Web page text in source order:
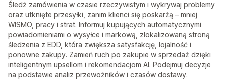
Śledź zamówienia w czasie rzeczywistym i wykrywaj problemy
oraz utknięte przesyłki, zanim klienci się poskarżą – mniej
WISMO, pracy i strat. Informuj kupujących automatycznymi
powiadomieniami o wysyłce i markową, zlokalizowaną stroną
śledzenia z EDD, która zwiększa satysfakcję, lojalność i
ponowne zakupy. Zamień ruch po zakupie w sprzedaż dzięki
inteligentnym upsellom i rekomendacjom AI. Podejmuj decyzje
na podstawie analiz przewoźników i czasów dostawy.